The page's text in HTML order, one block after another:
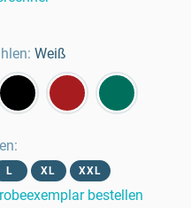
Weiß
:
L XL XXL
bestellen